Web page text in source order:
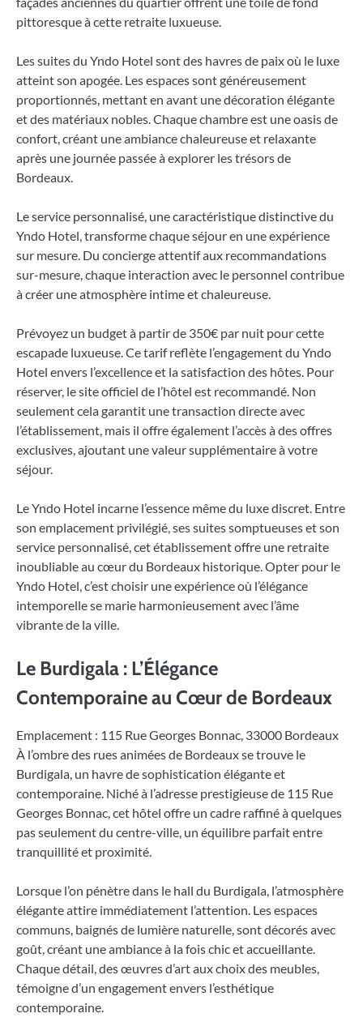
pittoresque à cette retraite luxueuse.
Les suites du Yndo Hotel sont des havres de paix où le luxe
atteint son apogée. Les espaces sont généreusement
proportionnés, mettant en avant une décoration élégante
et des matériaux nobles. Chaque chambre est une oasis de
confort, créant une ambiance chaleureuse et relaxante
après une journée passée à explorer les trésors de
Bordeaux.
Le service personnalisé, une caractéristique distinctive du
Yndo Hotel, transforme chaque séjour en une expérience
sur mesure. Du concierge attentif aux recommandations
sur-mesure, chaque interaction avec le personnel contribue
à créer une atmosphère intime et chaleureuse.
Prévoyez un budget à partir de 350€ par nuit pour cette
escapade luxueuse. Ce tarif reflète l’engagement du Yndo
Hotel envers l’excellence et la satisfaction des hôtes. Pour
réserver, le site officiel de l’hôtel est recommandé. Non
seulement cela garantit une transaction directe avec
l’établissement, mais il offre également l’accès à des offres
exclusives, ajoutant une valeur supplémentaire à votre
séjour.
Le Yndo Hotel incarne l’essence même du luxe discret. Entre
son emplacement privilégié, ses suites somptueuses et son
service personnalisé, cet établissement offre une retraite
inoubliable au cœur du Bordeaux historique. Opter pour le
Yndo Hotel, c’est choisir une expérience où l’élégance
intemporelle se marie harmonieusement avec l’âme
vibrante de la ville.
Le Burdigala : L’Élégance
Contemporaine au Cœur de Bordeaux
Emplacement : 115 Rue Georges Bonnac, 33000 Bordeaux
À l’ombre des rues animées de Bordeaux se trouve le
Burdigala, un havre de sophistication élégante et
contemporaine. Niché à l’adresse prestigieuse de 115 Rue
Georges Bonnac, cet hôtel offre un cadre raffiné à quelques
pas seulement du centre-ville, un équilibre parfait entre
tranquillité et proximité.
Lorsque l’on pénètre dans le hall du Burdigala, l’atmosphère
élégante attire immédiatement l’attention. Les espaces
communs, baignés de lumière naturelle, sont décorés avec
goût, créant une ambiance à la fois chic et accueillante.
Chaque détail, des œuvres d’art aux choix des meubles,
témoigne d’un engagement envers l’esthétique
contemporaine.